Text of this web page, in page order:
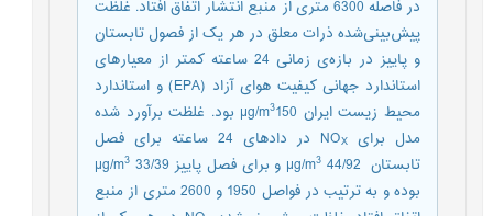
در فاصله 6300 متری از منبع انتشار اتفاق افتاد. غلظت
پیش‌بینی‌شده ذرات معلق در هر یک از فصول تابستان
و پاییز در بازه‌ی زمانی 24 ساعته کمتر از معیارهای
استاندارد جهانی کیفیت هوای آزاد (EPA) و استاندارد
محیط زیست ‌ایران µg/m
3
150 بود. غلظت برآورد شده
مدل برای NO X
در دادهای 24 ساعته برای فصل
تابستان µg/m
344/92 و برای فصل پاییز µg/m
33/39
بوده و به ترتیب در فواصل 1950 و 2600 متری از منبع